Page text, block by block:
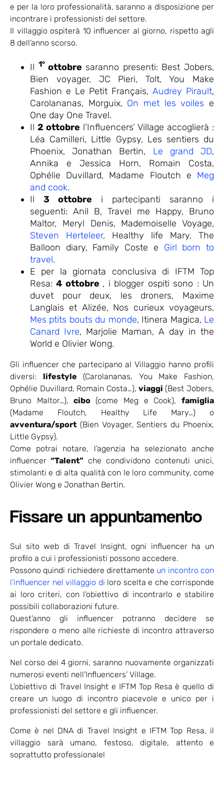
e per la loro professionalità, saranno a disposizione per
incontrare i professionisti del settore.
Il villaggio ospiterà 10 influencer al giorno, rispetto agli
8 dell’anno scorso.
Il 1°ottobre saranno presenti: Best Jobers,
Bien voyager, JC Pieri, Tolt, You Make
Fashion e Le Petit Français, Audrey Pirault,
Carolananas, Morguix, On met les voiles e
One day One Travel.
Il 2 ottobre l’Influencers’ Village accoglierà :
Léa Camilleri, Little Gypsy, Les sentiers du
Phoenix, Jonathan Bertin, Le grand JD,
Annika e Jessica Horn, Romain Costa,
Ophélie Duvillard, Madame Floutch e Meg
and cook.
Il 3 ottobre i partecipanti saranno i
seguenti: Anil B, Travel me Happy, Bruno
Maltor, Meryl Denis, Mademoiselle Voyage,
Steven Herteleer, Healthy life Mary, The
Balloon diary, Family Coste e Girl born to
travel.
E per la giornata conclusiva di IFTM Top
Resa:4 ottobre , i blogger ospiti sono : Un
duvet pour deux, les droners, Maxime
Langlais et Alizée, Nos curieux voyageurs,
Mes ptits bouts du monde, Itinera Magica, Le
Canard Ivre, Marjolie Maman, A day in the
World e Olivier Wong.
Gli influencer che partecipano al Villaggio hanno profili
diversi: lifestyle (Carolananas, You Make Fashion,
Ophélie Duvillard, Romain Costa…), viaggi (Best Jobers,
Bruno Maltor…),cibo (come Meg e Cook),famiglia
(Madame Floutch, Healthy Life Mary…) o
avventura/sport (Bien Voyager, Sentiers du Phoenix,
Little Gypsy).
Come potrai notare, l’agenzia ha selezionato anche
influencer “Talent” che condividono contenuti unici,
stimolanti e di alta qualità con le loro community, come
Olivier Wong e Jonathan Bertin.
Fissare un appuntamento
Sul sito web di Travel Insight, ogni influencer ha un
profilo a cui i professionisti possono accedere.
Possono quindi richiedere direttamente un incontro con
l’influencer nel villaggio di loro scelta e che corrisponde
ai loro criteri, con l’obiettivo di incontrarlo e stabilire
possibili collaborazioni future.
Quest’anno gli influencer potranno decidere se
rispondere o meno alle richieste di incontro attraverso
un portale dedicato.
Nel corso dei 4 giorni, saranno nuovamente organizzati
numerosi eventi nell’Influencers’ Village.
L’obiettivo di Travel Insight e IFTM Top Resa è quello di
creare un luogo di incontro piacevole e unico per i
professionisti del settore e gli influencer.
Come è nel DNA di Travel Insight e IFTM Top Resa, il
villaggio sarà umano, festoso, digitale, attento e
soprattutto professionale!